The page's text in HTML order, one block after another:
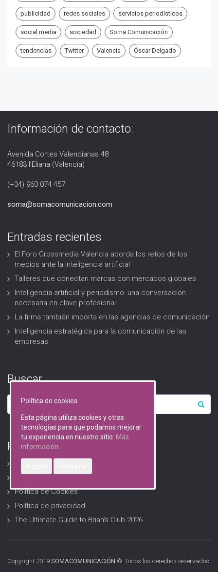
publicidad redes sociales servicios periodísticos
social media sociedad Soma Comunicación
tendencias Twitter Valencia Óscar Delgado
Información de contacto:
Avenida Cortes Valencianas 48
46183 l’Eliana (Valencia)
(+34) 960 074 457
soma@somacomunicacion.com
Entradas recientes
El Foro Crossmedia Valencia aborda los retos de los
medios ante la inteligencia artificial
Talleres que conectan marcas con mercados globales
Inteligencia artificial y periodismo: una conversación
necesaria en clave profesional
La firma también importa en las agencias de comunicación
Inteligencia estratégica para la comunicación de las
empresas
Buscar…
RGPD (Protección de datos)
Política de Cookies
Política de privacidad
The Ultimate Guide to Brian’s Club 2026
Copyright 2019 SOMACOMUNICACIÓN © Todos los derechos reservados.
Política de cookies
Esta página utiliza cookies y otras
tecnologías para que podamos mejorar
tu experiencia en nuestro sitio: Más
información.